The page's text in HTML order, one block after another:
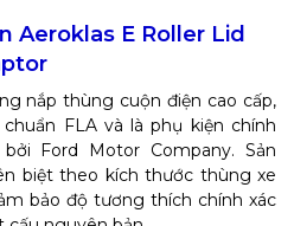
Aeroklas E Roller Lid
nắp thùng cuộn điện cao cấp,
FLA và là phụ kiện chính
Ford Motor Company. Sản
biệt theo kích thước thùng xe
bảo độ tương thích chính xác